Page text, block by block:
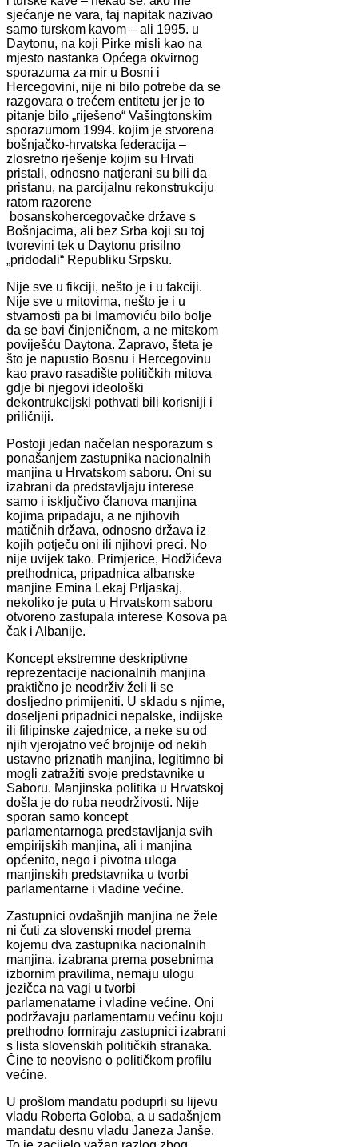
sjećanje ne vara, taj napitak nazivao
samo turskom kavom – ali 1995. u
Daytonu, na koji Pirke misli kao na
mjesto nastanka Općega okvirnog
sporazuma za mir u Bosni i
Hercegovini, nije ni bilo potrebe da se
razgovara o trećem entitetu jer je to
pitanje bilo „riješeno“ Vašingtonskim
sporazumom 1994. kojim je stvorena
bošnjačko-hrvatska federacija –
zlosretno rješenje kojim su Hrvati
pristali, odnosno natjerani su bili da
pristanu, na parcijalnu rekonstrukciju
ratom razorene
bosanskohercegovačke države s
Bošnjacima, ali bez Srba koji su toj
tvorevini tek u Daytonu prisilno
„pridodali“ Republiku Srpsku.
Nije sve u fikciji, nešto je i u fakciji.
Nije sve u mitovima, nešto je i u
stvarnosti pa bi Imamoviću bilo bolje
da se bavi činjeničnom, a ne mitskom
poviješću Daytona. Zapravo, šteta je
što je napustio Bosnu i Hercegovinu
kao pravo rasadište političkih mitova
gdje bi njegovi ideološki
dekontrukcijski pothvati bili korisniji i
priličniji.
Postoji jedan načelan nesporazum s
ponašanjem zastupnika nacionalnih
manjina u Hrvatskom saboru. Oni su
izabrani da predstavljaju interese
samo i isključivo članova manjina
kojima pripadaju, a ne njihovih
matičnih država, odnosno država iz
kojih potječu oni ili njihovi preci. No
nije uvijek tako. Primjerice, Hodžićeva
prethodnica, pripadnica albanske
manjine Emina Lekaj Prljaskaj,
nekoliko je puta u Hrvatskom saboru
otvoreno zastupala interese Kosova pa
čak i Albanije.
Koncept ekstremne deskriptivne
reprezentacije nacionalnih manjina
praktično je neodrživ želi li se
dosljedno primijeniti. U skladu s njime,
doseljeni pripadnici nepalske, indijske
ili filipinske zajednice, a neke su od
njih vjerojatno već brojnije od nekih
ustavno priznatih manjina, legitimno bi
mogli zatražiti svoje predstavnike u
Saboru. Manjinska politika u Hrvatskoj
došla je do ruba neodrživosti. Nije
sporan samo koncept
parlamentarnoga predstavljanja svih
empirijskih manjina, ali i manjina
općenito, nego i pivotna uloga
manjinskih predstavnika u tvorbi
parlamentarne i vladine većine.
Zastupnici ovdašnjih manjina ne žele
ni čuti za slovenski model prema
kojemu dva zastupnika nacionalnih
manjina, izabrana prema posebnima
izbornim pravilima, nemaju ulogu
jezičca na vagi u tvorbi
parlamenatarne i vladine većine. Oni
podržavaju parlamentarnu većinu koju
prethodno formiraju zastupnici izabrani
s lista slovenskih političkih stranaka.
Čine to neovisno o političkom profilu
većine.
U prošlom mandatu poduprli su lijevu
vladu Roberta Goloba, a u sadašnjem
mandatu desnu vladu Janeza Janše.